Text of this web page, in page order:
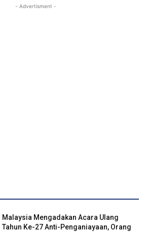
- Advertisment -
Malaysia Mengadakan Acara Ulang
Tahun Ke-27 Anti-Penganiayaan, Orang